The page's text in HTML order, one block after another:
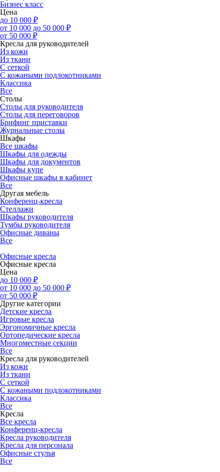
Бизнес класс
Цена
до 10 000 ₽
от 10 000 до 50 000 ₽
от 50 000 ₽
Кресла для руководителей
Из кожи
Из ткани
С сеткой
С кожаными подлокотниками
Классика
Все
Столы
Столы для руководителя
Столы для переговоров
Брифинг приставки
Журнальные столы
Шкафы
Все шкафы
Шкафы для одежды
Шкафы для документов
Шкафы купе
Офисные шкафы в кабинет
Все
Другая мебель
Конференц-кресла
Стеллажи
Шкафы руководителя
Тумбы руководителя
Офисные диваны
Все
Офисные кресла
Офисные кресла
Цена
до 10 000 ₽
от 10 000 до 50 000 ₽
от 50 000 ₽
Другие категории
Детские кресла
Игровые кресла
Эргономичные кресла
Ортопедические кресла
Многоместные секции
Все
Кресла для руководителей
Из кожи
Из ткани
С сеткой
С кожаными подлокотниками
Классика
Все
Кресла
Все кресла
Конференц-кресла
Кресла руководителя
Кресла для персонала
Офисные стулья
Все